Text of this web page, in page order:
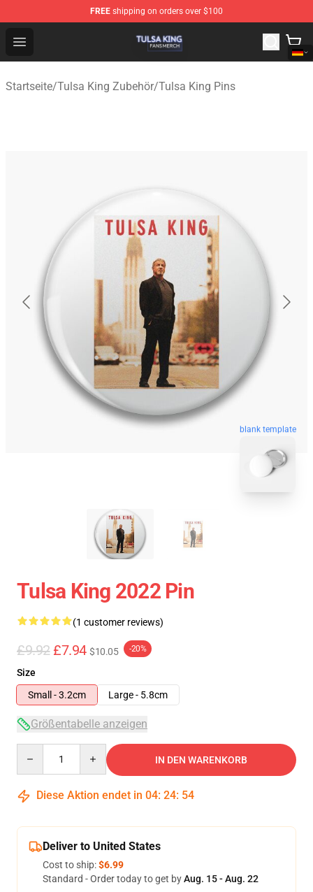
FREE shipping on orders over $100
Open menu
Tulsa King Shop - Official Tulsa King Merchandise Store
Startseite/Tulsa King Zubehör/Tulsa King Pins
blank template
Tulsa King 2022 Pin
(1 customer reviews)
£9.92 £7.94 $10.05 -20%
Size
Small - 3.2cm
Large - 5.8cm
Größentabelle anzeigen
IN DEN WARENKORB
Diese Aktion endet in 04: 24: 53
Deliver to United States
Cost to ship:$6.99
Standard - Order today to get byAug. 15 - Aug. 22